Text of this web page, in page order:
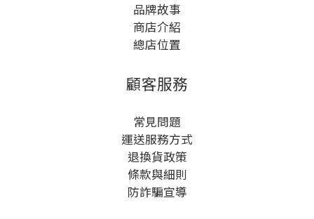
品牌故事
商店介紹
總店位置
顧客服務
常見問題
運送服務方式
退換貨政策
條款與細則
防詐騙宣導